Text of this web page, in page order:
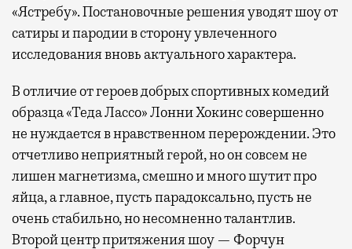
«Ястребу». Постановочные решения уводят шоу от
сатиры и пародии в сторону увлеченного
исследования вновь актуального характера.
В отличие от героев добрых спортивных комедий
образца «Теда Лассо» Лонни Хокинс совершенно
не нуждается в нравственном перерождении. Это
отчетливо неприятный герой, но он совсем не
лишен магнетизма, смешно и много шутит про
яйца, а главное, пусть парадоксально, пусть не
очень стабильно, но несомненно талантлив.
Второй центр притяжения шоу — Форчун